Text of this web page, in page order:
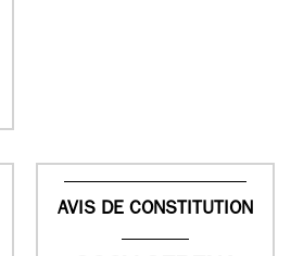
AVIS DE CONSTITUTION